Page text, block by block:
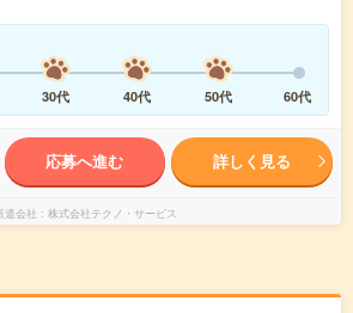
30代 40代 50代 60代
応募へ進む 詳しく見る
遣会社 株式会社テクノ・サービス